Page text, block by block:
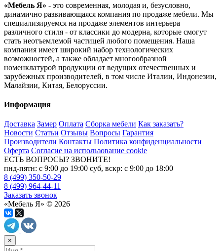
«Мебель Я» - это современная, молодая и, безусловно,
динамично развивающаяся компания по продаже мебели. Мы
специализируемся на продаже элементов интерьера
различного стиля - от классики до модерна, которые смогут
стать неотъемлемой частицей любого помещения. Наша
компания имеет широкий набор технологических
возможностей, а также обладает многообразной
номенклатурой продукции от ведущих отечественных и
зарубежных производителей, в том числе Италии, Индонезии,
Малайзии, Китая, Белоруссии.
Информация
Доставка Замер Оплата Сборка мебели Как заказать?
Новости Статьи Отзывы Вопросы Гарантия
Производители Контакты Политика конфиденциальности
Оферта Согласие на использование cookie
ЕСТЬ ВОПРОСЫ? ЗВОНИТЕ!
пнд-пятн: с 9:00 до 19:00 суб, вскр: с 9:00 до 18:00
8 (499) 350-50-29
8 (499) 964-44-11
Заказать звонок
«Мебель Я» © 2026
×